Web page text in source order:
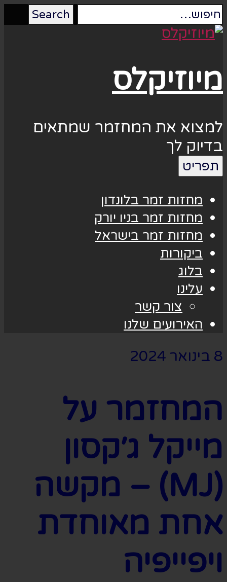
מיוזיקלס
למצוא את המחזמר שמתאים
בדיוק לך
תפריט
מחזות זמר בלונדון
מחזות זמר בניו יורק
מחזות זמר בישראל
ביקורות
בלוג
עלינו
צור קשר
האירועים שלנו
8 בינואר 2024
המחזמר על
מייקל ג׳קסון
(MJ) – מקשה
אחת מאוחדת
ויפייפיה